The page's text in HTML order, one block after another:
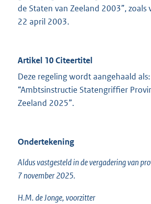
de Staten van Zeeland 2003”, zoals
22 april 2003.
Artikel 10 Citeertitel
Deze regeling wordt aangehaald als:
“Ambtsinstructie Statengriffier
Zeeland 2025”.
Ondertekening
Aldus vastgesteld in de vergadering van
7 november 2025.
H.M. de Jonge, voorzitter